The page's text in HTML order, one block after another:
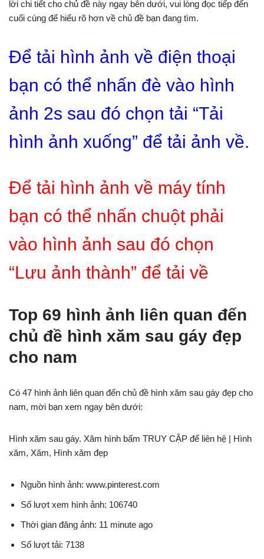
lời chi tiết cho chủ đề này ngay bên dưới, vui lòng đọc tiếp đến
cuối cùng để hiểu rõ hơn về chủ đề bạn đang tìm.
Để tải hình ảnh về điện thoại
bạn có thể nhấn đè vào hình
ảnh 2s sau đó chọn tải “Tải
hình ảnh xuống” để tải ảnh về.
Để tải hình ảnh về máy tính
bạn có thể nhấn chuột phải
vào hình ảnh sau đó chọn
“Lưu ảnh thành” để tải về
Top 69 hình ảnh liên quan đến
chủ đề hình xăm sau gáy đẹp
cho nam
Có 47 hình ảnh liên quan đến chủ đề hình xăm sau gáy đẹp cho
nam, mời bạn xem ngay bên dưới:
Hình xăm sau gáy. Xăm hình bấm TRUY CẬP để liên hệ | Hình
xăm, Xăm, Hình xăm đẹp
Nguồn hình ảnh: www.pinterest.com
Số lượt xem hình ảnh: 106740
Thời gian đăng ảnh: 11 minute ago
Số lượt tải: 7138